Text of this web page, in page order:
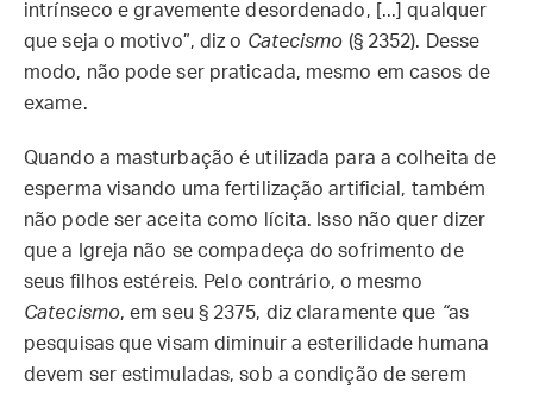
intrínseco e gravemente desordenado, [...] qualquer
que seja o motivo”, diz o Catecismo (§ 2352). Desse
modo, não pode ser praticada, mesmo em casos de
exame.
Quando a masturbação é utilizada para a colheita de
esperma visando uma fertilização artificial, também
não pode ser aceita como lícita. Isso não quer dizer
que a Igreja não se compadeça do sofrimento de
seus filhos estéreis. Pelo contrário, o mesmo
Catecismo, em seu § 2375, diz claramente que “as
pesquisas que visam diminuir a esterilidade humana
devem ser estimuladas, sob a condição de serem